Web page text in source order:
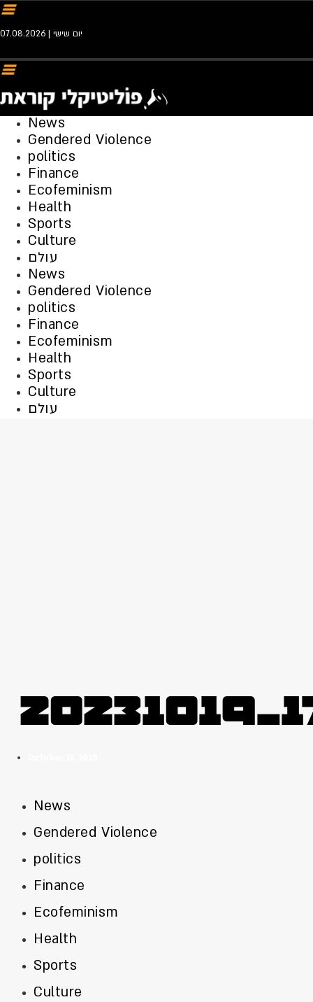
יום שישי | 07.08.2026
News
Gendered Violence
politics
Finance
Ecofeminism
Health
Sports
Culture
עולם
News
Gendered Violence
politics
Finance
Ecofeminism
Health
Sports
Culture
עולם
News
Gendered Violence
politics
Finance
Ecofeminism
Health
Sports
Culture